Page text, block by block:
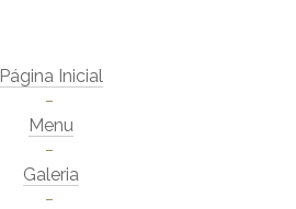
Página Inicial
Menu
Galeria